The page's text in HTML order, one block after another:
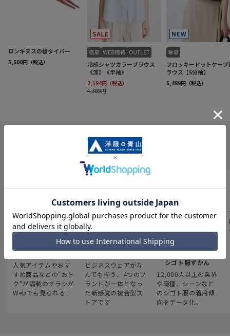
INFORMATION
最新のお買い得情報
人気アイテムやおす
すめ商品などの“おト
ク“が満載のチラシが
Webでも見られる！
スーツスクエア
ビジネスウェアがな
んでも揃う、4つのブ
ランドが一体となっ
た新感覚の複合型ス
トアです
みんなの
シゴト服ずかん
12,000人以上の業界
や職種、シーンなど
のシゴト服の着用傾
向をデータ化。